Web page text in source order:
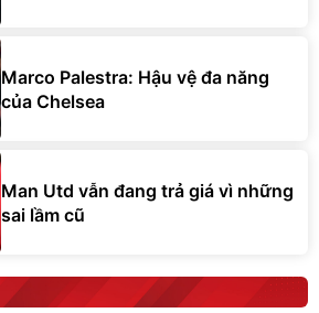
Marco Palestra: Hậu vệ đa năng
của Chelsea
Man Utd vẫn đang trả giá vì những
sai lầm cũ